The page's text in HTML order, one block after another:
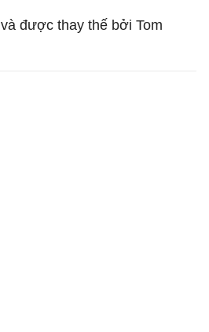
được thay thế bởi Tom